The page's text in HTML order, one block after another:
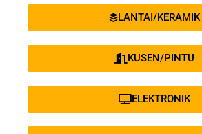
LANTAI/KERAMIK
KUSEN/PINTU
ELEKTRONIK